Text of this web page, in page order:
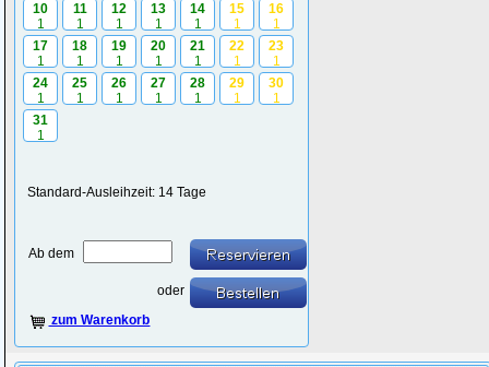
10
1
11
1
12
1
13
1
14
1
15
1
16
1
17
1
18
1
19
1
20
1
21
1
22
1
23
1
24
1
25
1
26
1
27
1
28
1
29
1
30
1
31
1
Standard-Ausleihzeit: 14 Tage
oder
Ab dem
zum Warenkorb